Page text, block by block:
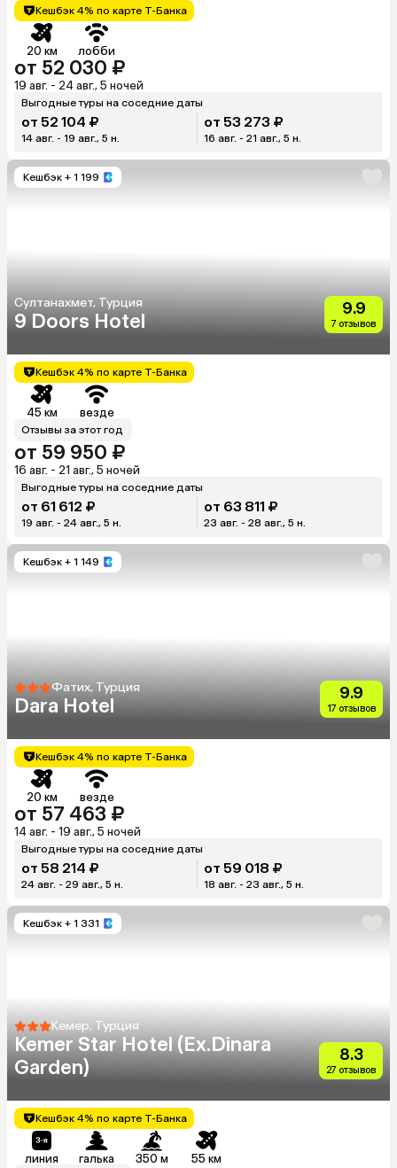
Кешбэк 4% по карте Т-Банка
20 км лобби
от 52 030 ₽
19 авг. - 24 авг., 5 ночей
Выгодные туры на соседние даты
от 52 104 ₽
14 авг. - 19 авг., 5 н.
от 53 273 ₽
16 авг. - 21 авг., 5 н.
Кешбэк + 1 199
Султанахмет, Турция
9 Doors Hotel
9.9
7 отзывов
Кешбэк 4% по карте Т-Банка
45 км везде
Отзывы за этот год
от 59 950 ₽
16 авг. - 21 авг., 5 ночей
Выгодные туры на соседние даты
от 61 612 ₽
19 авг. - 24 авг., 5 н.
от 63 811 ₽
23 авг. - 28 авг., 5 н.
Кешбэк + 1 149
Фатих, Турция
Dara Hotel
9.9
17 отзывов
Кешбэк 4% по карте Т-Банка
20 км везде
от 57 463 ₽
14 авг. - 19 авг., 5 ночей
Выгодные туры на соседние даты
от 58 214 ₽
24 авг. - 29 авг., 5 н.
от 59 018 ₽
18 авг. - 23 авг., 5 н.
Кешбэк + 1 331
Кемер, Турция
Kemer Star Hotel (Ex.Dinara
Garden)
8.3
27 отзывов
Кешбэк 4% по карте Т-Банка
линия галька 350 м 55 км